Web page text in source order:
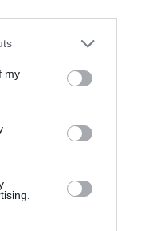
my
!